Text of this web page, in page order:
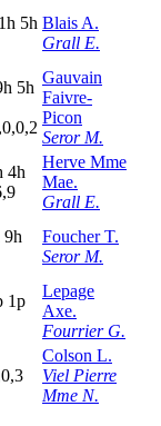
1h 5h Blais A.
Grall E.
h 5h
Gauvain
Faivre-
Picon
Seror M.
4h
Herve Mme
Mae.
Grall E.
9h
Foucher T.
Seror M.
1p
Lepage
Axe.
Fourrier G.
Colson L.
Viel Pierre
Mme N.